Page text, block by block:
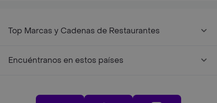
Top Marcas y Cadenas de Restaurantes
Encuéntranos en estos países